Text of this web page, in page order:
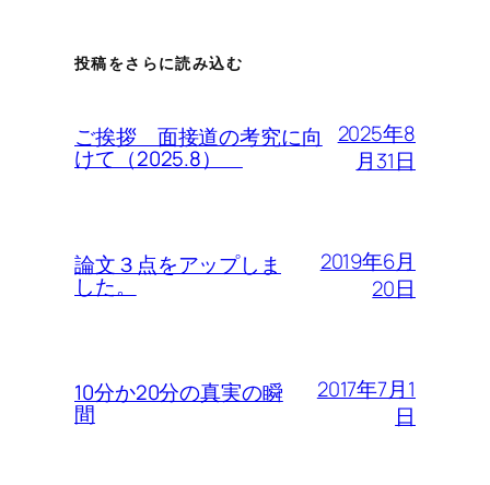
投稿をさらに読み込む
ご挨拶 面接道の考究に向
けて（2025.8）
2025年8
月31日
論文３点をアップしま
した。
2019年6月
20日
10分か20分の真実の瞬
間
2017年7月1
日